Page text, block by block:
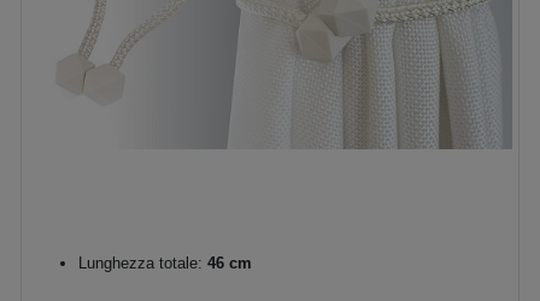
Lunghezza totale: 46 cm